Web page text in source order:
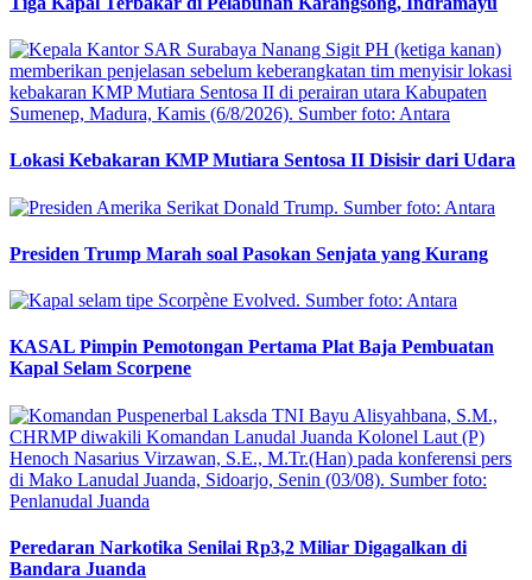
Lokasi Kebakaran KMP Mutiara Sentosa II Disisir dari Udara
Presiden Trump Marah soal Pasokan Senjata yang Kurang
KASAL Pimpin Pemotongan Pertama Plat Baja Pembuatan
Kapal Selam Scorpene
Peredaran Narkotika Senilai Rp3,2 Miliar Digagalkan di
Bandara Juanda